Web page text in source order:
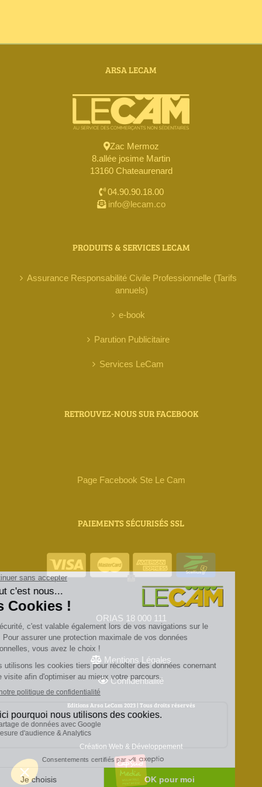
Actualités
ARSA LECAM
Zac Mermoz
8.allée josime Martin
13160 Chateaurenard
04.90.90.18.00
info@lecam.co
PRODUITS & SERVICES LECAM
Assurance Responsabilité Civile Professionnelle (Tarifs
annuels)
e-book
Parution Publicitaire
Services LeCam
RETROUVEZ-NOUS SUR FACEBOOK
Page Facebook Ste Le Cam
PAIEMENTS SÉCURISÉS SSL
ORIAS 18 000 111
Mentions Légales
Confidentialité
Editions Arsa LeCam 2023 | Tous droits réservés
Création Web & Développement